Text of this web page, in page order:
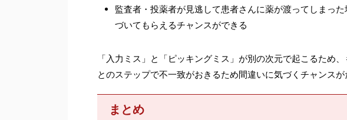
監査者・投薬者が見逃して患者さんに薬が渡ってしまっ
づいてもらえるチャンスができる
「入力ミス」と「ピッキングミス」が別の次元で起こるため
とのステップで不一致がおきるため間違いに気づくチャンスが
まとめ